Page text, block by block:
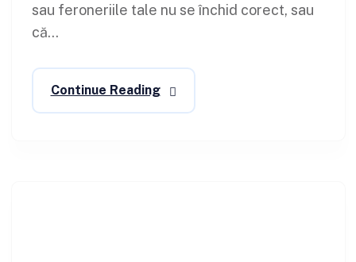
sau feroneriile tale nu se închid corect, sau
că...
Continue Reading